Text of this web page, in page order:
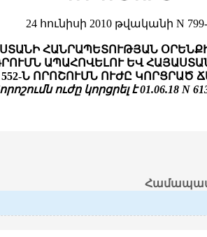
24 հունիսի 2010 թվականի N
ՀԱՆՐԱՊԵՏՈՒԹՅԱՆ
ԱՊԱՀՈՎԵԼՈՒ ԵՎ
552-Ն ՈՐՈՇՈՒՄՆ ՈՒԺԸ ԿՈՐՑՐԱԾ
ուժը կորցրել է 01.06.18 N